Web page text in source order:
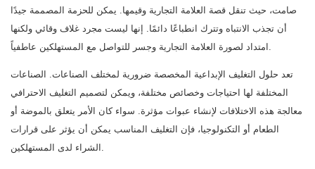
صامت، حيث تنقل قصة العلامة التجارية وقيمها. يمكن للحزمة المصممة جيدًا
أن تجذب الانتباه وتترك انطباعًا دائمًا. إنها ليست مجرد غلاف وقائي ولكنها
امتداد لصورة العلامة التجارية وجسر للتواصل مع المستهلكين عاطفياً.
تعد حلول التغليف الإبداعية المخصصة ضرورية لمختلف الصناعات. الصناعات
المختلفة لها احتياجات وخصائص مختلفة، ويمكن لتصميم التغليف الاحترافي
معالجة هذه الاختلافات لإنشاء عبوات مؤثرة. سواء كان الأمر يتعلق بالموضة أو
الطعام أو التكنولوجيا، فإن التغليف المناسب يمكن أن يؤثر على قرارات
الشراء لدى المستهلكين.